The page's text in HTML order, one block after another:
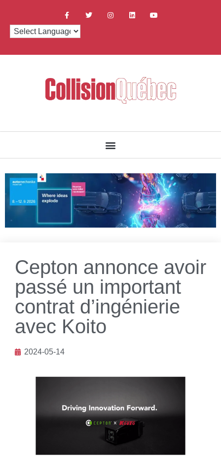
Cepton annonce avoir
passé un important
contrat d’ingénierie
avec Koito
2024-05-14